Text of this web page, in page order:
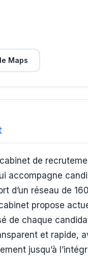
Maps
cabinet de
accompagne
d’un réseau de
propose
de chaque
et rapide,
jusqu’à